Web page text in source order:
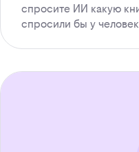
спросите ИИ какую
спросили бы у